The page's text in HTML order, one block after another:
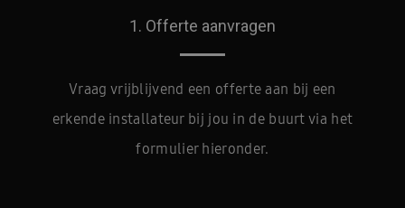
1. Offerte aanvragen
Vraag vrijblijvend een offerte aan bij een
erkende installateur bij jou in de buurt via het
formulier hieronder.